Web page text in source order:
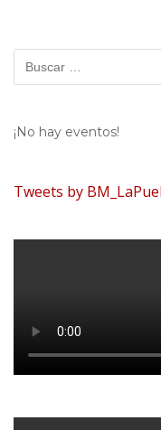
¡No hay eventos!
Tweets by